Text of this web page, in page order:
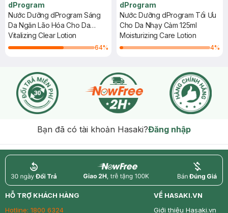
dProgram
Nước Dưỡng dProgram Sáng
Da Ngăn Lão Hóa Cho Da
Nhạy Cảm 125ml
Vitalizing Clear Lotion
64%
dProgram
Nước Dưỡng dProgram Tối Ưu
Cho Da Nhạy Cảm 125ml
Moisturizing Care Lotion
4%
Bạn đã có tài khoản Hasaki?Đăng nhập
return nowfree price
HỖ TRỢ KHÁCH HÀNG
Hotline: 1800 6324
VỀ HASAKI.VN
Giới thiệu Hasaki.vn